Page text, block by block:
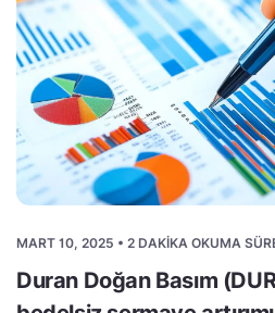
MART 10, 2025 • 2 DAKIKA OKUMA
Duran Doğan Basım